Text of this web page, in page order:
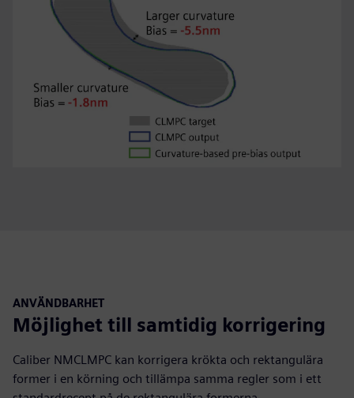
ANVÄNDBARHET
Möjlighet till samtidig korrigering
Caliber NMCLMPC kan korrigera krökta och rektangulära
former i en körning och tillämpa samma regler som i ett